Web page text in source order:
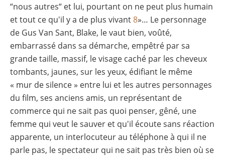
“nous autres“ et lui, pourtant on ne peut plus humain
et tout ce qu'il y a de plus vivant8»… Le personnage
de Gus Van Sant, Blake, le vaut bien, voûté,
embarrassé dans sa démarche, empêtré par sa
grande taille, massif, le visage caché par les cheveux
tombants, jaunes, sur les yeux, édifiant le même
« mur de silence » entre lui et les autres personnages
du film, ses anciens amis, un représentant de
commerce qui ne sait pas quoi penser, gêné, une
femme qui veut le sauver et qu'il écoute sans réaction
apparente, un interlocuteur au téléphone à qui il ne
parle pas, le spectateur qui ne sait pas très bien où se